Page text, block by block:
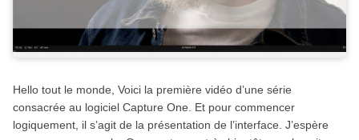
Hello tout le monde, Voici la première vidéo d’une série
consacrée au logiciel Capture One. Et pour commencer
logiquement, il s’agit de la présentation de l’interface. J’espère